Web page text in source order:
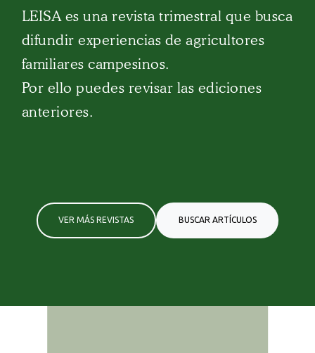
LEISA es una revista trimestral que busca
difundir experiencias de agricultores
familiares campesinos.
Por ello puedes revisar las ediciones
anteriores.
VER MÁS REVISTAS BUSCAR ARTÍCULOS